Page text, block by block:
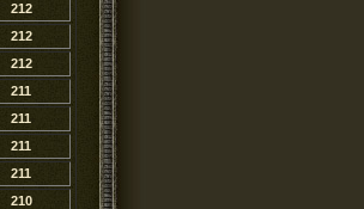
212
212
212
211
211
211
211
210